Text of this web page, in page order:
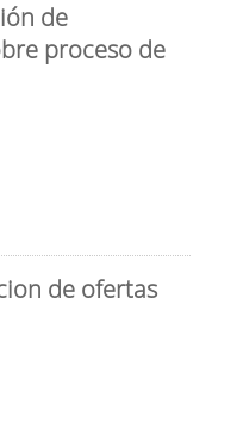
de
proceso de
de ofertas